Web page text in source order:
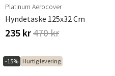
Sverige
Norge
Platinum Aerocover
Hyndetaske 125x32 Cm
235 kr470 kr
-15% Hurtig levering